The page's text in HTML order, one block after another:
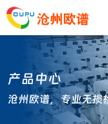
网站首页
关于我们
产品中心
产品中心
沧州欧谱，专业无损